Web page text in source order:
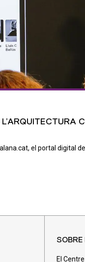
el portal digital
SOBRE
El